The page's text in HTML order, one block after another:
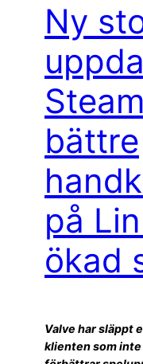
Ny
bättre
på
ökad
Valve har släppt
klienten som inte